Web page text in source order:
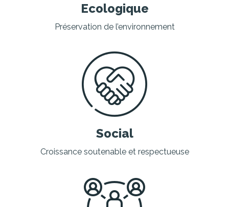
Ecologique
Préservation de l’environnement
Social
Croissance soutenable et respectueuse